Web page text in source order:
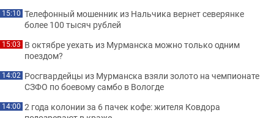
15:10 Телефонный мошенник из Нальчика вернет северянке
более 100 тысяч рублей
15:03 В октябре уехать из Мурманска можно только одним
поездом?
14:02 Росгвардейцы из Мурманска взяли золото на чемпионате
СЗФО по боевому самбо в Вологде
14:00 2 года колонии за 6 пачек кофе: жителя Ковдора